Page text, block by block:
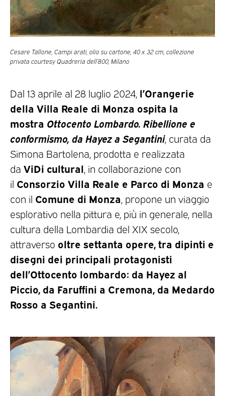
Cesare Tallone, Campi arati, olio su cartone, 40 x 32 cm, collezione
privata courtesy Quadreria dell’800, Milano
Dal 13 aprile al 28 luglio 2024, l’Orangerie
della Villa Reale di Monza ospita la
mostra Ottocento Lombardo. Ribellione e
conformismo, da Hayez a Segantini, curata da
Simona Bartolena, prodotta e realizzata
da ViDi cultural , in collaborazione con
il Consorzio Villa Reale e Parco di Monza e
con il Comune di Monza , propone un viaggio
esplorativo nella pittura e, più in generale, nella
cultura della Lombardia del XIX secolo,
attraverso oltre settanta opere, tra dipinti e
disegni dei principali protagonisti
dell’Ottocento lombardo: da Hayez al
Piccio, da Faruffini a Cremona, da Medardo
Rosso a Segantini.